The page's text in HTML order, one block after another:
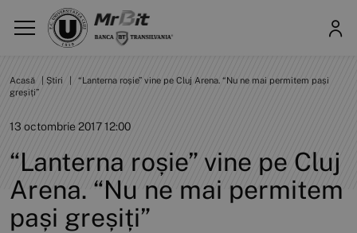
Acasă Știri
“Lanterna roșie” vine pe Cluj Arena. “Nu ne mai permitem pași
greșiți”
13 octombrie 2017 12:00
“Lanterna roșie” vine pe Cluj
Arena. “Nu ne mai permitem
pași greșiți”